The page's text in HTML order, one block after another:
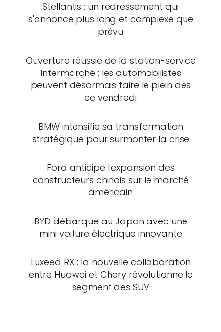
Stellantis : un redressement qui
s'annonce plus long et complexe que
prévu
Ouverture réussie de la station-service
Intermarché : les automobilistes
peuvent désormais faire le plein dès
ce vendredi
BMW intensifie sa transformation
stratégique pour surmonter la crise
Ford anticipe l'expansion des
constructeurs chinois sur le marché
américain
BYD débarque au Japon avec une
mini voiture électrique innovante
Luxeed RX : la nouvelle collaboration
entre Huawei et Chery révolutionne le
segment des SUV